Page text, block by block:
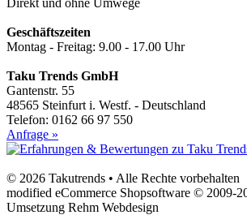
Direkt und ohne Umwege
Geschäftszeiten
Montag - Freitag: 9.00 - 17.00 Uhr
Taku Trends GmbH
Gantenstr. 55
48565 Steinfurt i. Westf. - Deutschland
Telefon: 0162 66 97 550
Anfrage »
© 2026 Takutrends • Alle Rechte vorbehalten
modified eCommerce Shopsoftware © 2009-
Umsetzung Rehm Webdesign